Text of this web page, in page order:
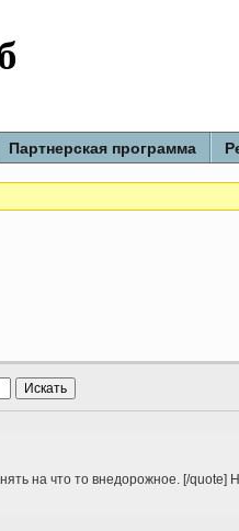
Партнерская программа
на что то внедорожное. [/quote]